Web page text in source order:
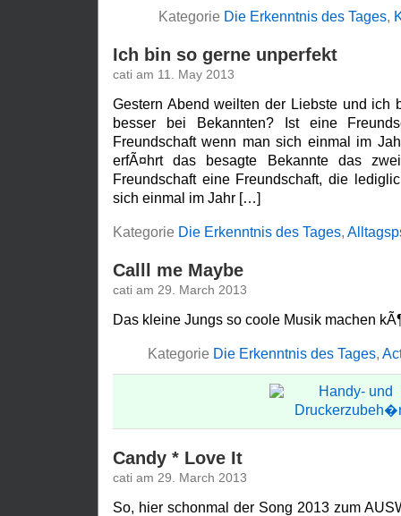
Kategorie Die Erkenntnis des Tages,
Ich bin so gerne unperfekt
cati am 11. May 2013
Gestern Abend weilten der Liebste und ich
besser bei Bekannten? Ist eine
Freundschaft wenn man sich einmal im
erfÃ¤hrt das besagte Bekannte das
Freundschaft eine Freundschaft, die
sich einmal im Jahr […]
Kategorie Die Erkenntnis des Tages,
Calll me Maybe
cati am 29. March 2013
Das kleine Jungs so coole Musik machen
Kategorie Die Erkenntnis des Tages,
Candy * Love It
cati am 29. March 2013
So, hier schonmal der Song 2013 zum